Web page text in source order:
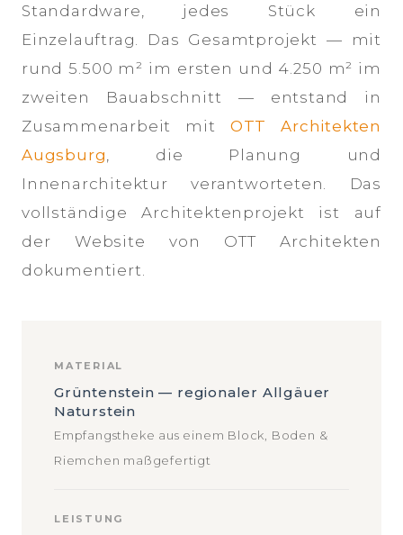
Standardware, jedes Stück ein
Einzelauftrag. Das Gesamtprojekt — mit
rund 5.500 m² im ersten und 4.250 m² im
zweiten Bauabschnitt — entstand in
Zusammenarbeit mit OTT Architekten
Augsburg
, die Planung und
Innenarchitektur verantworteten. Das
vollständige Architektenprojekt ist auf
der Website von OTT Architekten
dokumentiert.
MATERIAL
Grüntenstein — regionaler Allgäuer
Naturstein
Empfangstheke aus einem Block, Boden &
Riemchen maßgefertigt
LEISTUNG